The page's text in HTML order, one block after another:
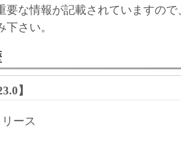
要な情報が記載されていますの
下さい。
】
ース